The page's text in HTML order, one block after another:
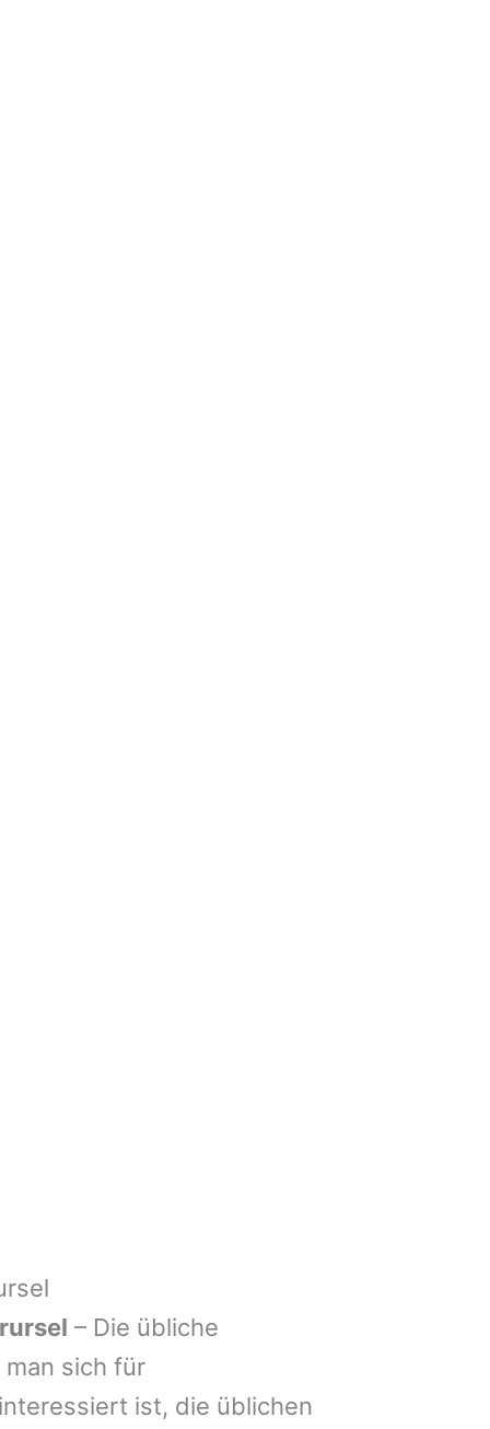
– Die übliche
sich für
ist, die üblichen